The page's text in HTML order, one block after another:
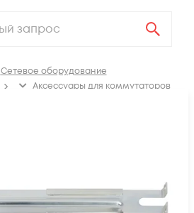
Сетевое оборудование
Аксессуары для коммутаторов